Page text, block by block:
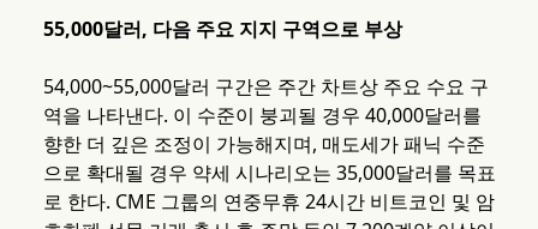
55,000달러, 다음 주요 지지 구역으로 부상
54,000~55,000달러 구간은 주간 차트상 주요 수요 구
역을 나타낸다. 이 수준이 붕괴될 경우 40,000달러를
향한 더 깊은 조정이 가능해지며, 매도세가 패닉 수준
으로 확대될 경우 약세 시나리오는 35,000달러를 목표
로 한다. CME 그룹의 연중무휴 24시간 비트코인 및 암